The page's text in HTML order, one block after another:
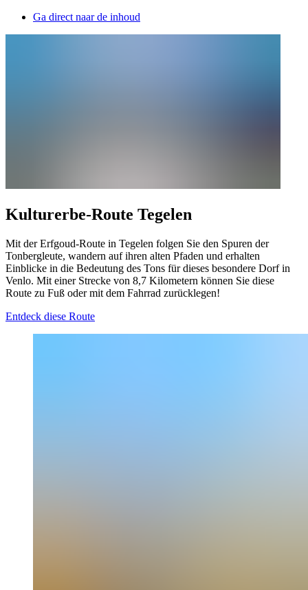
Ga direct naar de inhoud
Kulturerbe-Route Tegelen
Mit der Erfgoud-Route in Tegelen folgen Sie den Spuren der
Tonbergleute, wandern auf ihren alten Pfaden und erhalten
Einblicke in die Bedeutung des Tons für dieses besondere Dorf in
Venlo. Mit einer Strecke von 8,7 Kilometern können Sie diese
Route zu Fuß oder mit dem Fahrrad zurücklegen!
Entdeck diese Route